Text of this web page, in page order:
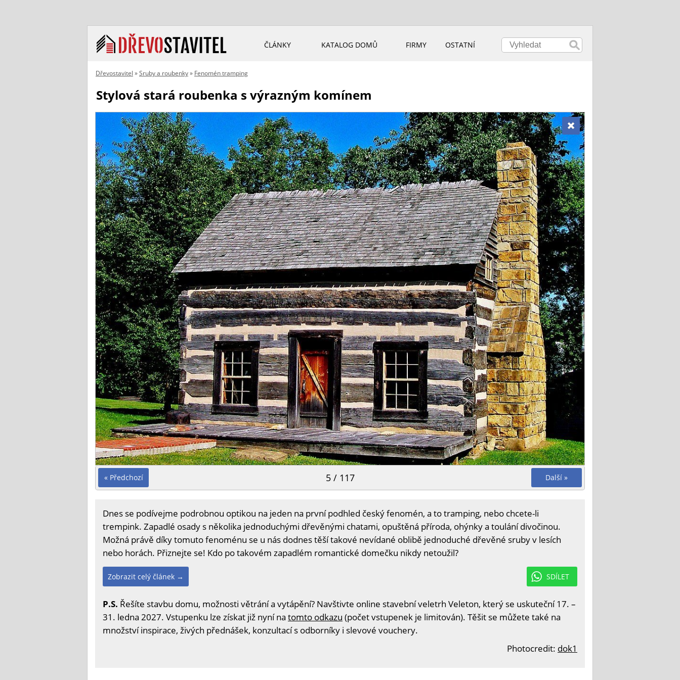
ČLÁNKY KATALOG DOMŮ FIRMY OSTATNÍ
Dřevostavitel »Sruby a roubenky» Fenomén tramping
Stylová stará roubenka s výrazným komínem
« Předchozí Další »
5 / 117
Dnes se podívejme podrobnou optikou na jeden na první podhled český fenomén, a to tramping, nebo chcete-li
trempink. Zapadlé osady s několika jednoduchými dřevěnými chatami, opuštěná příroda, ohýnky a toulání divočinou.
Možná právě díky tomuto fenoménu se u nás dodnes těší takové nevídané oblibě jednoduché dřevěné sruby v lesích
nebo horách. Přiznejte se! Kdo po takovém zapadlém romantické domečku nikdy netoužil?
SDÍLET
Zobrazit celý článek →
P.S. Řešíte stavbu domu, možnosti větrání a vytápění? Navštivte online stavební veletrh Veleton, který se uskuteční 17. –
31. ledna 2027. Vstupenku lze získat již nyní na tomto odkazu (počet vstupenek je limitován). Těšit se můžete také na
množství inspirace, živých přednášek, konzultací s odborníky i slevové vouchery.
Photocredit: dok1